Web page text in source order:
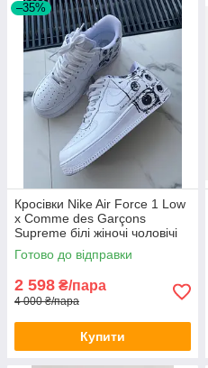
–35%
Кросівки Nike Air Force 1 Low
х Comme des Garçons
Supreme білі жіночі чоловічі
Готово до відправки
2 598 ₴/пара
4 000 ₴/пара
Купити